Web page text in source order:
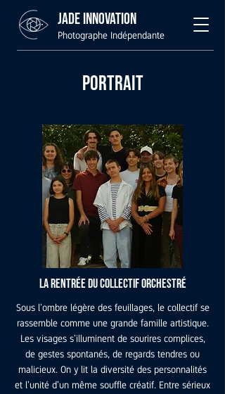
Jade Innovation
Photographe Indépendante
Portrait
La Rentrée du Collectif Orchestré
Sous l’ombre légère des feuillages, le collectif se
rassemble comme une grande famille artistique.
Les visages s’illuminent de sourires complices,
de gestes spontanés, de regards tendres ou
malicieux. On y lit la diversité des personnalités
et l’unité d’un même souffle créatif. Entre sérieux